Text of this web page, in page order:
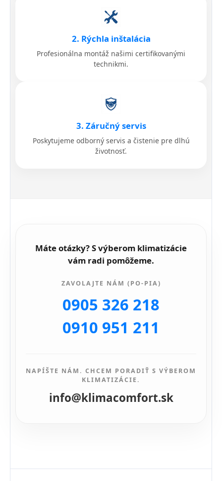
2. Rýchla inštalácia
Profesionálna montáž našimi certifikovanými
technikmi.
3. Záručný servis
Poskytujeme odborný servis a čistenie pre dlhú
životnosť.
Máte otázky? S výberom klimatizácie
vám radi pomôžeme.
ZAVOLAJTE NÁM (PO-PIA)
0905 326 218
0910 951 211
NAPÍŠTE NÁM. CHCEM PORADIŤ S VÝBEROM
KLIMATIZÁCIE.
info@klimacomfort.sk